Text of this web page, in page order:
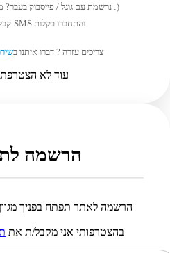
נרשמת עם גוגל / פייסבוק בעבר? מעכשיו מתחברים עם טלפון :)
קבלו סיסמה חדשה ב-SMS והתחברו בקלות.
צריכים עזרה ? דברו איתנו ב
עוד לא
הרשמה
הרשמה לאתר תפתח בפניך
בהצטרפותי אני מקבל/ת את